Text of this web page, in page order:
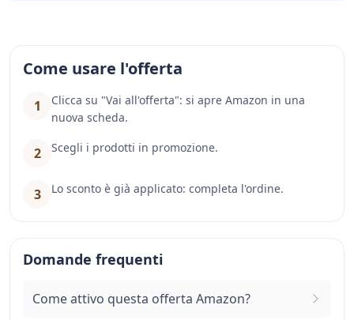
Come usare l'offerta
1
Clicca su "Vai all'offerta": si apre Amazon in una
nuova scheda.
2 Scegli i prodotti in promozione.
3 Lo sconto è già applicato: completa l'ordine.
Domande frequenti
Come attivo questa offerta Amazon?